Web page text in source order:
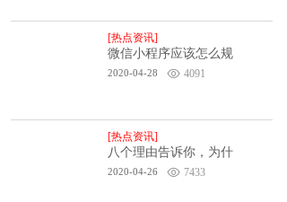
[热点资讯]
微信小程序应该怎么规
2020-04-28 4091
[热点资讯]
八个理由告诉你，为什
2020-04-26 7433